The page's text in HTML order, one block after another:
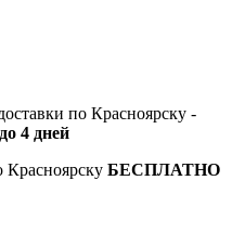
по Красноярску -
4 дней
Красноярску БЕСПЛАТНО